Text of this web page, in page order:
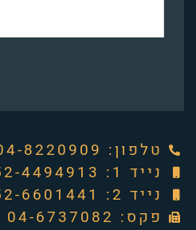
טלפון: ‭04-8220909‬
נייד 1: 052-4494913
נייד 2: 052-6601441
פקס: 04-6737082